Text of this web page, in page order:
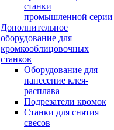
станки
промышленной серии
Дополнительное
оборудование для
кромкооблицовочных
станков
Оборудование для
нанесение клея-
расплава
Подрезатели кромок
Станки для снятия
свесов